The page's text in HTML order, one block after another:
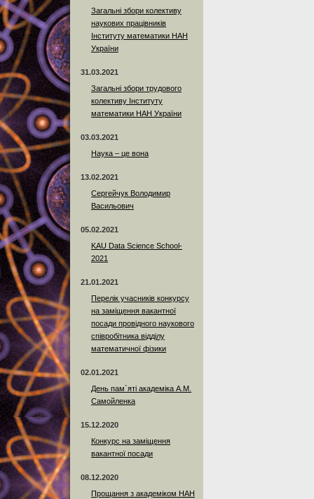
Загальні збори колективу
наукових працівників
Інституту математики НАН
України
31.03.2021
Загальні збори трудового
колективу Інституту
математики НАН України
03.03.2021
Наука – це вона
13.02.2021
Сергейчук Володимир
Васильович
05.02.2021
KAU Data Science School-
2021
21.01.2021
Перелік учасників конкурсу
на заміщення вакантної
посади провідного наукового
співробітника відділу
математичної фізики
02.01.2021
День пам`яті академіка А.М.
Самойленка
15.12.2020
Конкурс на заміщення
вакантної посади
08.12.2020
Прощання з академіком НАН